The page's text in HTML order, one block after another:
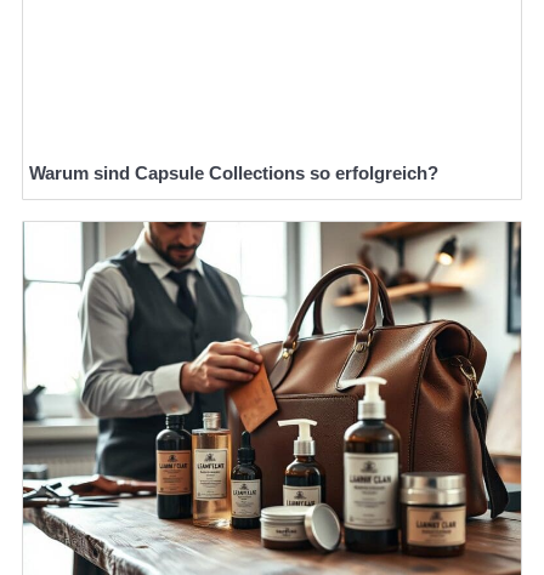
Warum sind Capsule Collections so erfolgreich?